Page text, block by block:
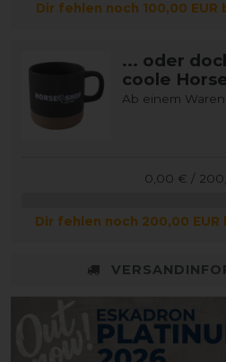
Dir fehlen noch 100,00 EUR
... oder
coole
Ab einem
0,00 € /
Dir fehlen noch 200,00 EUR